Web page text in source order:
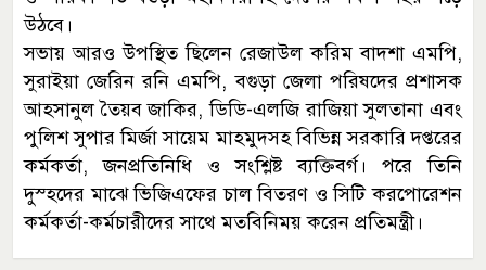
উঠবে।
সভায় আরও উপস্থিত ছিলেন রেজাউল করিম বাদশা এমপি,
সুরাইয়া জেরিন রনি এমপি, বগুড়া জেলা পরিষদের প্রশাসক
আহসানুল তৈয়ব জাকির, ডিডি-এলজি রাজিয়া সুলতানা এবং
পুলিশ সুপার মির্জা সায়েম মাহমুদসহ বিভিন্ন সরকারি দপ্তরের
কর্মকর্তা, জনপ্রতিনিধি ও সংশ্লিষ্ট ব্যক্তিবর্গ। পরে তিনি
দুস্হদের মাঝে ভিজিএফের চাল বিতরণ ও সিটি করপোরেশন
কর্মকর্তা-কর্মচারীদের সাথে মতবিনিময় করেন প্রতিমন্ত্রী।